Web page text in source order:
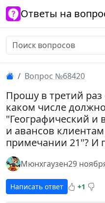
Ответы на
Вопрос №68420
Прошу в третий раз
каком числе
"Географический и
и авансов
примечании 21"? И
Мюнхгаузен29
Написать ответ +1